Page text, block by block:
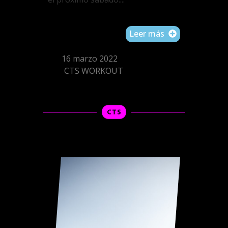
Leer más
16 marzo 2022
CTS WORKOUT